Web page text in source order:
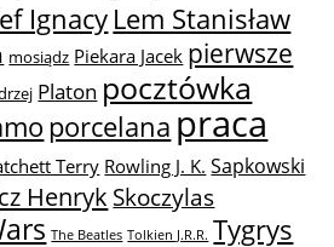
Ignacy Lem Stanisław
mosiądz Piekara Jacek pierwsze
Platon pocztówka
porcelana praca
Terry Rowling J. K. Sapkowski
Henryk Skoczylas
The Beatles Tolkien J.R.R. Tygrys